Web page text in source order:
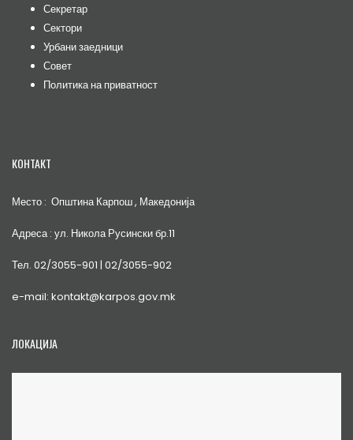
Секретар
Сектори
Урбани заедници
Совет
Политика на приватност
КОНТАКТ
Место : Општина Карпош , Македонија
Адреса : ул. Никола Русински бр.11
Тел. 02/3055-901 | 02/3055-902
e-mail: kontakt@karpos.gov.mk
ЛОКАЦИЈА